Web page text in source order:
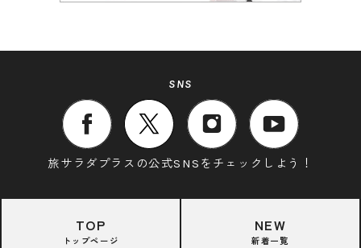
SNS
旅サラダプラスの公式SNSをチェックしよう！
TOP
トップページ
NEW
新着一覧